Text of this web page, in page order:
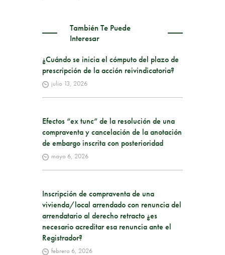
También Te Puede
Interesar
¿Cuándo se inicia el cómputo del plazo de
prescripción de la acción reivindicatoria?
julio 13, 2026
Efectos “ex tunc” de la resolución de una
compraventa y cancelación de la anotación
de embargo inscrita con posterioridad
mayo 6, 2026
Inscripción de compraventa de una
vivienda/local arrendado con renuncia del
arrendatario al derecho retracto ¿es
necesario acreditar esa renuncia ante el
Registrador?
febrero 6, 2026